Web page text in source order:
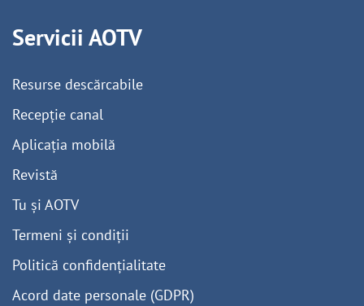
Servicii AOTV
Resurse descărcabile
Recepție canal
Aplicația mobilă
Revistă
Tu și AOTV
Termeni și condiții
Politică confidențialitate
Acord date personale (GDPR)